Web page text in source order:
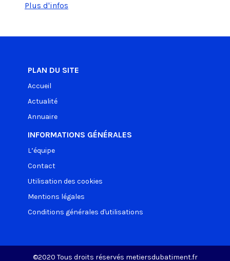
Plus d'infos
PLAN DU SITE
Accueil
Actualité
Annuaire
INFORMATIONS GÉNÉRALES
L’équipe
Contact
Utilisation des cookies
Mentions légales
Conditions générales d'utilisations
©2020 Tous droits réservés metiersdubatiment.fr